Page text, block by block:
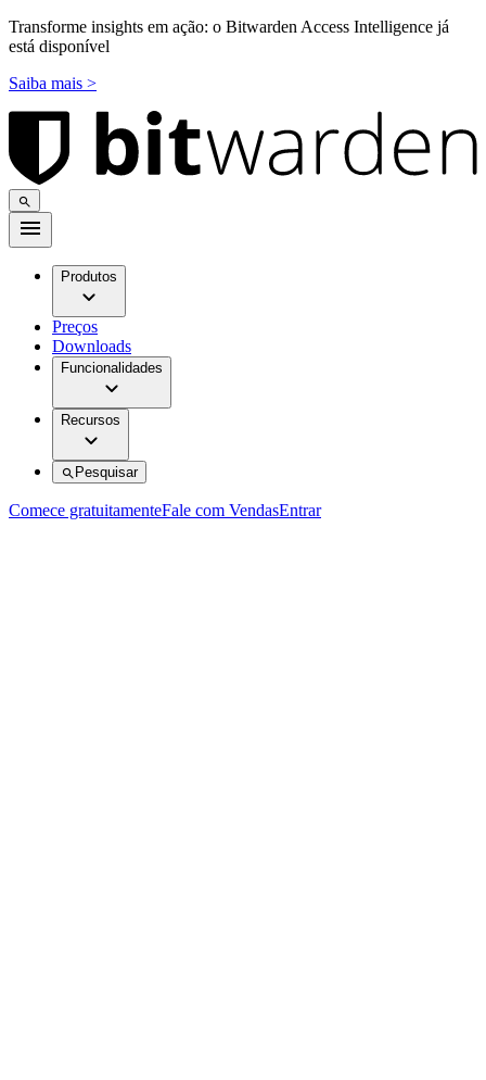
Transforme insights em ação: o Bitwarden Access Intelligence já
está disponível
Saiba mais >
Produtos
Preços
Downloads
Funcionalidades
Recursos
Pesquisar
Comece gratuitamenteFale com VendasEntrar